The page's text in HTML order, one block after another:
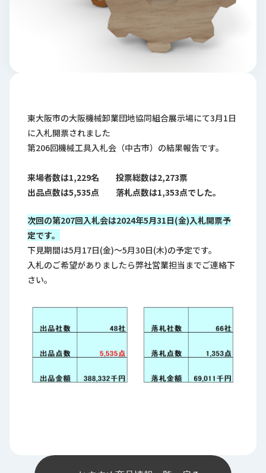
情
い
せ
メ
マ
ガ
録
東大阪市の大阪機械卸業団地協同組合展示場にて3月1日
に入札開票されました
第206回機械工具入札会（中古市）の結果報告です。
来場者数は1,229名 投票総数は2,273票
出品点数は5,535点 落札点数は1,353点でした。
次回の第207回入札会は2024年5月31日(金)入札開票予
定です。
下見期間は5月17日(金)～5月30日(木)の予定です。
入札のご希望がありましたら弊社営業担当までご連絡下
さい。